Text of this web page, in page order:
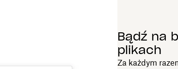
Bądź na
plikach
Za każdym